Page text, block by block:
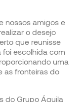
nossos amigos e
o desejo
que reunisse
foi escolhida com
uma
as fronteiras do
do Grupo Áquila